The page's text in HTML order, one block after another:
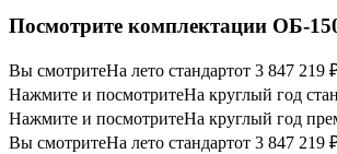
Посмотрите комплектации ОБ-
Вы смотритеНа лето стандартот 3 847 219
Нажмите и посмотритеНа круглый год
Нажмите и посмотритеНа круглый год
Вы смотритеНа лето стандартот 3 847 219